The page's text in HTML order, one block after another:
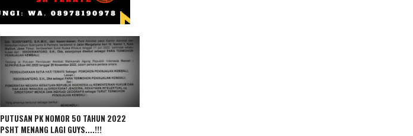
PUTUSAN PK NOMOR 50 TAHUN 2022
PSHT MENANG LAGI GUYS....!!!